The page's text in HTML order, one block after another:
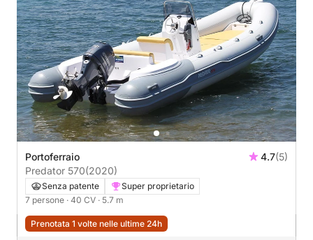
Portoferraio 4.7(5)
Predator 570(2020)
Senza patente
Super proprietario
7 persone · 40 CV · 5.7 m
Prenotata 1 volte nelle ultime 24h